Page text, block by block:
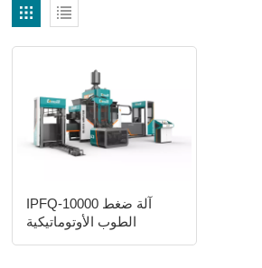
IPFQ-10000 آلة ضغط
الطوب الأوتوماتيكية